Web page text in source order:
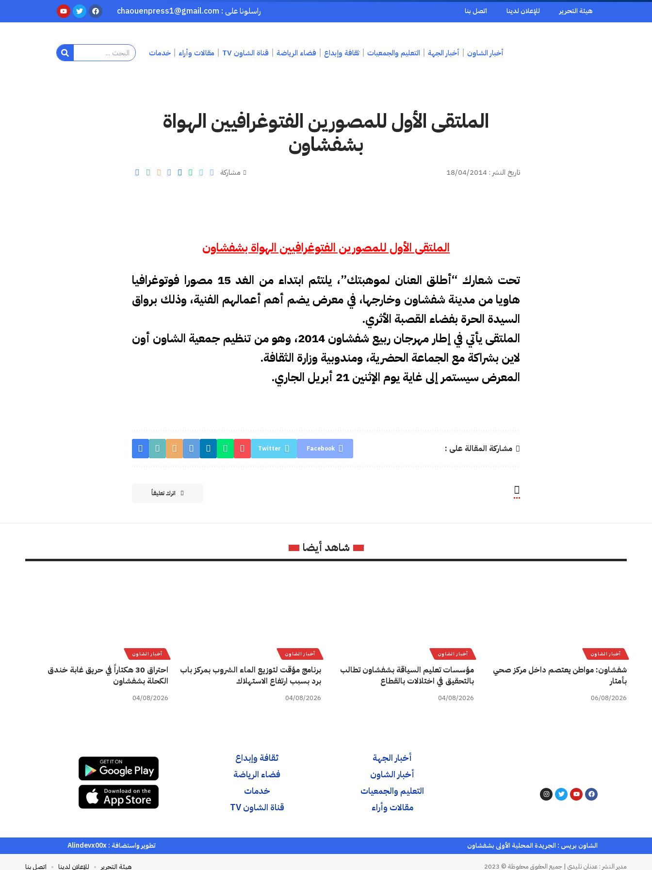
هيئة التحرير للإعلان لدينا اتصل بنا راسلونا على : chaouenpress1@gmail.com
أخبار الشاون أخبار الجهة التعليم والجمعيات ثقافة وإبداع فضاء الرياضة قناة الشاون TV مقالات وأراء خدمات
الملتقى الأول للمصورين الفتوغرافيين الهواة
بشفشاون
تاريخ النشر : 18/04/2014 مشاركة
الملتقى الأول للمصورين الفتوغرافيين الهواة بشفشاون
تحت شعارك “أطلق العنان لموهبتك”، يلتئم ابتداء من الغد 15 مصورا فوتوغرافيا
هاويا من مدينة شفشاون وخارجها، في معرض يضم أهم أعمالهم الفنية، وذلك برواق
السيدة الحرة بفضاء القصبة الأثري.
الملتقى يأتي في إطار مهرجان ربيع شفشاون 2014، وهو من تنظيم جمعية الشاون أون
لاين بشراكة مع الجماعة الحضرية، ومندوبية وزارة الثقافة.
المعرض سيستمر إلى غاية يوم الإثنين 21 أبريل الجاري.
مشاركة المقالة على : Facebook
Twitter
اترك تعليقاً
شاهد أيضا
أخبار الشاون
شفشاون: مواطن يعتصم داخل مركز صحي
بأمتار
06/08/2026
أخبار الشاون
مؤسسات تعليم السياقة بشفشاون تطالب
بالتحقيق في اختلالات بالقطاع
04/08/2026
أخبار الشاون
برنامج مؤقت لتوزيع الماء الشروب بمركز باب
برد بسبب ارتفاع الاستهلاك
04/08/2026
أخبار الشاون
احتراق 30 هكتاراً في حريق غابة خندق
الكحلة بشفشاون
04/08/2026
أخبار الجهة
أخبار الشاون
التعليم والجمعيات
مقالات وأراء
ثقافة وإبداع
فضاء الرياضة
خدمات
قناة الشاون TV
الشاون بريس : الجريدة المحلية الأولى بشفشاون تطوير واستضافة : Alindevx00x
مدير النشر : عدنان تليدي | جميع الحقوق محفوظة © 2023 هيئة التحرير للإعلان لدينا اتصل بنا